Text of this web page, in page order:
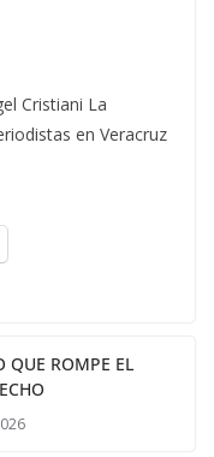
Cristiani La
en Veracruz
QUE ROMPE EL